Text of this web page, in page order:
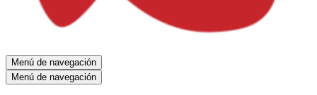
Menú de navegación
Menú de navegación